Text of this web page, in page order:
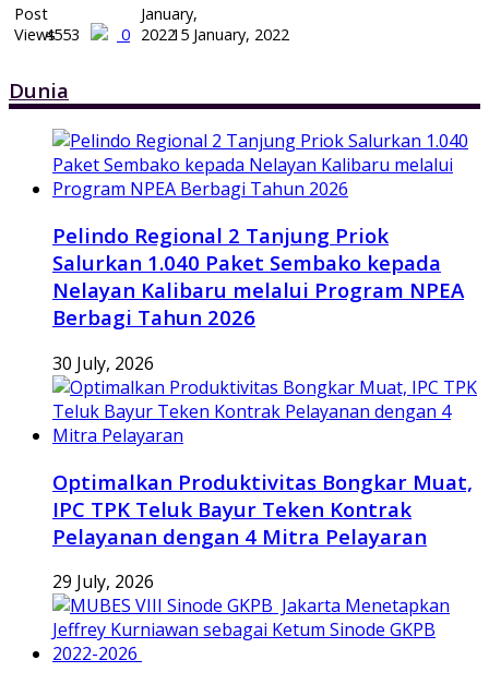
4553 0 15 January, 2022
Dunia
Pelindo Regional 2 Tanjung Priok
Salurkan 1.040 Paket Sembako kepada
Nelayan Kalibaru melalui Program NPEA
Berbagi Tahun 2026
30 July, 2026
Optimalkan Produktivitas Bongkar Muat,
IPC TPK Teluk Bayur Teken Kontrak
Pelayanan dengan 4 Mitra Pelayaran
29 July, 2026